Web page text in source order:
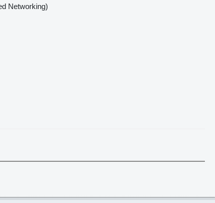
Networking)
IT- Einführung (all gender) - Ref.Nr.: 17654 - MO